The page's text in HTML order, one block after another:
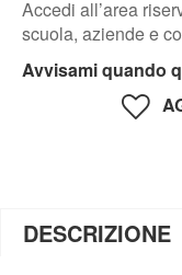
Accedi all’area
scuola, aziende e
Avvisami quando
DESCRIZIONE